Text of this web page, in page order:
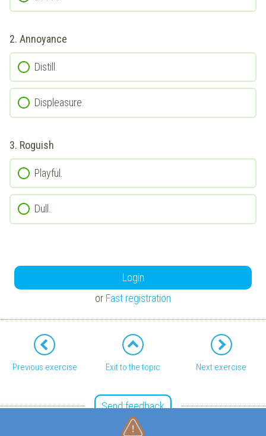
2. Annoyance
Distill.
Displeasure.
3. Roguish
Playful.
Dull.
Login
or Fast registration
Previous exercise Exit to the topic Next exercise
Send feedback